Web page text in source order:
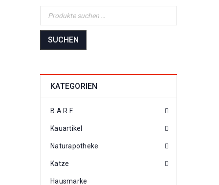
SUCHEN
KATEGORIEN
B.A.R.F.
Kauartikel
Naturapotheke
Katze
Hausmarke